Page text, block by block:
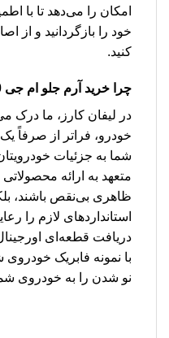
امکان را می‌دهد تا با
خود را بازگردانید و
کنید.
چرا خرید آرم جلو ام جی 550
در لیفان کارز، ما
خودرو، فراتر از صرفاً
شما به جزئیات
متعهد به ارائه
ظاهری بی‌نقص باشند،
استانداردهای لازم را
دریافت قطعه‌ای
با نمونه فابریک
نو شدن را به خودروی